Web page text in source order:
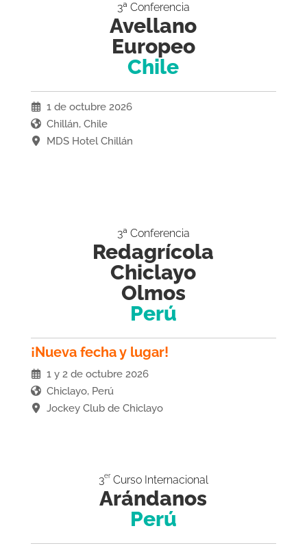
3ª Conferencia
Avellano
Europeo
Chile
1 de octubre 2026
Chillán, Chile
MDS Hotel Chillán
3ª Conferencia
Redagrícola
Chiclayo
Olmos
Perú
¡Nueva fecha y lugar!
1 y 2 de octubre 2026
Chiclayo, Perú
Jockey Club de Chiclayo
3er Curso Internacional
Arándanos
Perú